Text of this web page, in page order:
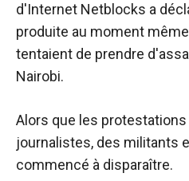
d'Internet Netblocks a
produite au moment
tentaient de prendre
Nairobi.
Alors que les
journalistes, des militants
commencé à disparaître.